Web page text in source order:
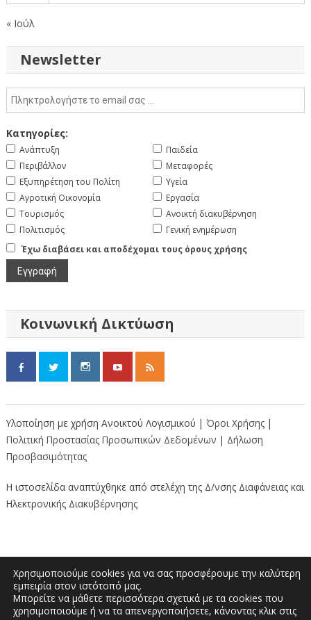
« Ιούλ
Newsletter
Κατηγορίες:
Ανάπτυξη
Περιβάλλον
Εξυπηρέτηση του Πολίτη
Αγροτική Οικονομία
Τουρισμός
Πολιτισμός
Παιδεία
Μεταφορές
Υγεία
Εργασία
Ανοικτή διακυβέρνηση
Γενική ενημέρωση
Έχω διαβάσει και αποδέχομαι τους όρους χρήσης
Κοινωνική Δικτύωση
Υλοποίηση με χρήση Ανοικτού Λογισμικού | Όροι Χρήσης |
Πολιτική Προστασίας Προσωπικών Δεδομένων | Δήλωση
Προσβασιμότητας
Η ιστοσελίδα αναπτύχθηκε από στελέχη της Δ/νσης Διαφάνειας και
Ηλεκτρονικής Διακυβέρνησης
Διοικητήριο “Κώστας Ταλιαδούρης” |
Χρησιμοποιούμε cookies για να σας προσφέρουμε την καλύτερη
εμπειρία στον ιστότοπό μας.
Μπορείτε να μάθετε περισσότερα σχετικά με τα cookies που
χρησιμοποιούμε ή να τα απενεργοποιήσετε, κάνοντας κλικ στις